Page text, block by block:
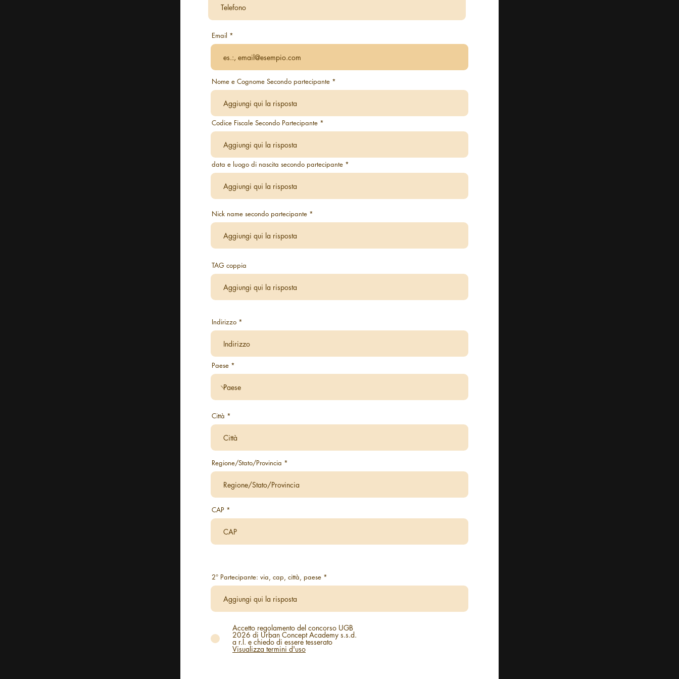
Email
Nome e Cognome Secondo partecipante
Codice Fiscale Secondo Partecipante
data e luogo di nascita secondo partecipante
Nick name secondo partecipante
TAG coppia
Indirizzo
Paese
Città
Regione/Stato/Provincia
CAP
2° Partecipante: via, cap, città, paese
Accetto regolamento del concorso UGB
2026 di Urban Concept Academy s.s.d.
a r.l. e chiedo di essere tesserato
Visualizza termini d'uso